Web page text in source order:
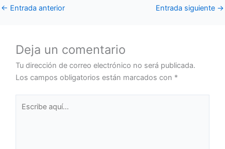
← Entrada anterior Entrada siguiente →
Deja un comentario
Tu dirección de correo electrónico no será publicada.
Los campos obligatorios están marcados con *
aquí...